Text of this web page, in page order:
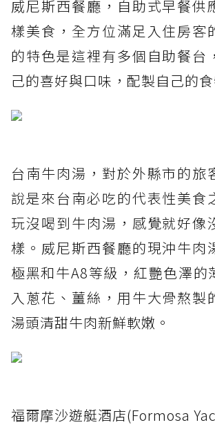
威尼斯西餐廳，自助式早餐供
樣美食，全方位滿足入住房客
的特色是這裡有多個自助餐台
己的喜好與口味，配製自己的食
台南牛肉湯，對於外縣市的旅
說是來台南必吃的代表性美食
玩沒喝到牛肉湯，感覺就好像
樣。威尼斯西餐廳的現沖牛肉
極黑和牛A8等級，紅艷色澤的
入蔥花、薑絲，用牛大骨熬製
湯頭清甜牛肉新鮮軟嫩。
福爾摩沙遊艇酒店(Formosa